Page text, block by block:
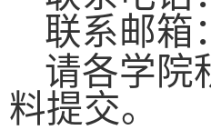
联系邮箱
请各学院
料提交。